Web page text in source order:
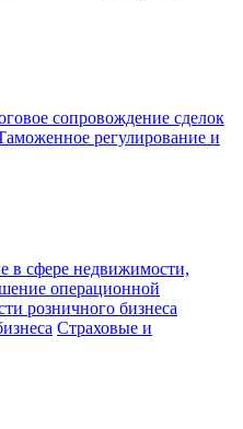
сопровождение сделок
регулирование и
в сфере недвижимости,
операционной
розничного бизнеса
Страховые и